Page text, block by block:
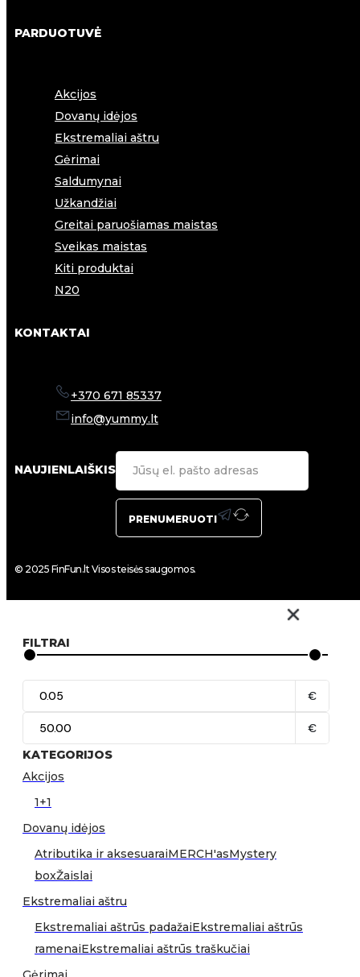
PARDUOTUVĖ
Akcijos
Dovanų idėjos
Ekstremaliai aštru
Gėrimai
Saldumynai
Užkandžiai
Greitai paruošiamas maistas
Sveikas maistas
Kiti produktai
N20
KONTAKTAI
+370 671 85337
info@yummy.lt
NAUJIENLAIŠKIS
PRENUMERUOTI
© 2025 FinFun.lt Visos teisės saugomos.
FILTRAI
€
€
KATEGORIJOS
Akcijos
1+1
Dovanų idėjos
Atributika ir aksesuaraiMERCH'asMystery
boxŽaislai
Ekstremaliai aštru
Ekstremaliai aštrūs padažaiEkstremaliai aštrūs
ramenaiEkstremaliai aštrūs traškučiai